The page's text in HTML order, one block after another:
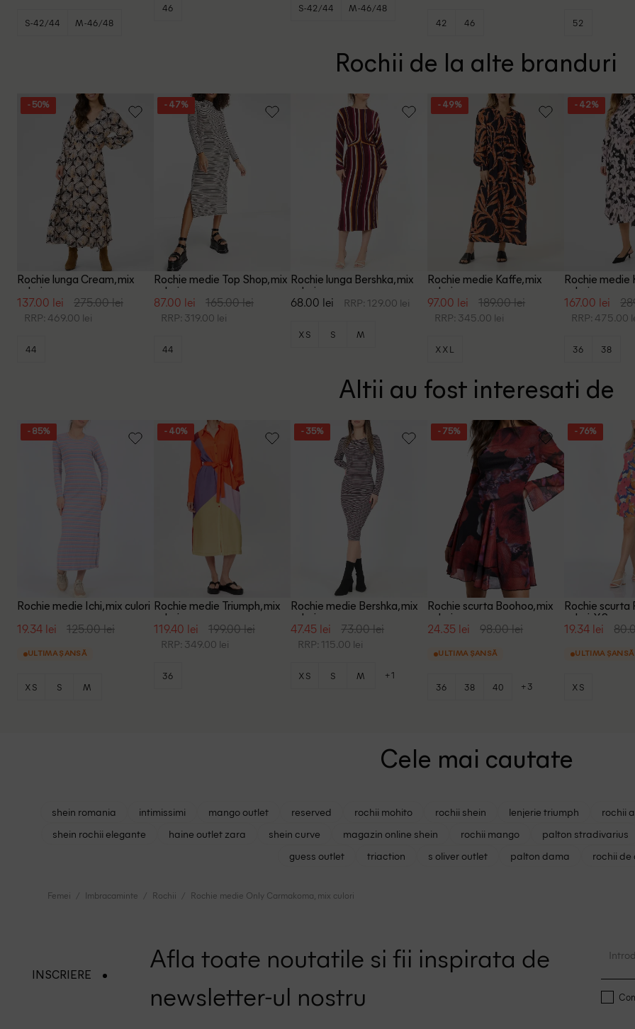
S-42/44 M-46/48
46 S-42/44 M-46/48
42 46 52
Rochii de la alte branduri
- 50%
Rochie lunga Cream, mix
culori
137.00 lei 275.00 lei
RRP: 469.00 lei
44
- 47%
Rochie medie Top Shop, mix
culori
87.00 lei 165.00 lei
RRP: 319.00 lei
44
Rochie lunga Bershka, mix
culori
68.00 lei RRP: 129.00 lei
XS S M
- 49%
Rochie medie Kaffe, mix
culori
97.00 lei 189.00 lei
RRP: 345.00 lei
XXL
- 42%
Rochie medie
culori
167.00 lei
RRP: 475.00
36 38
Altii au fost interesati de
- 85%
Rochie medie Ichi, mix culori
19.34 lei 125.00 lei
ULTIMA ȘANSĂ
XS S M
- 40%
Rochie medie Triumph, mix
culori
119.40 lei 199.00 lei
RRP: 349.00 lei
36
- 35%
Rochie medie Bershka, mix
culori
47.45 lei 73.00 lei
RRP: 115.00 lei
XS S M +1
- 75%
Rochie scurta Boohoo, mix
culori
24.35 lei 98.00 lei
ULTIMA ȘANSĂ
36 38 40 +3
- 76%
Rochie scurta
culori, XS
19.34 lei
ULTIMA ȘANSĂ
XS
Cele mai cautate
shein romania intimissimi mango outlet reserved rochii mohito rochii shein lenjerie triumph rochii
shein rochii elegante
haine outlet zara shein curve magazin online shein rochii mango palton stradivarius
guess outlet
triaction s oliver outlet palton dama rochii de
Femei Imbracaminte Rochii Rochie medie Only Carmakoma, mix culori
INSCRIERE
Afla toate noutatile si fii inspirata de
newsletter-ul nostru